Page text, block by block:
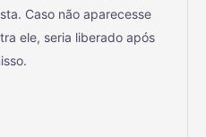
Caso não aparecesse
ele, seria liberado após